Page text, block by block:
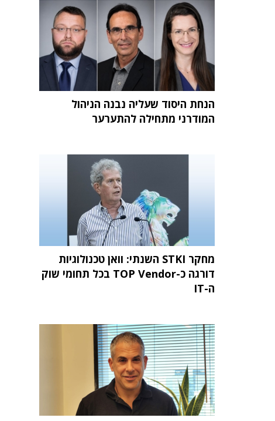
הנחת היסוד שעליה נבנה הניהול
המודרני מתחילה להתערער
מחקר STKI השנתי: וואן טכנולוגיות
דורגה כ-TOP Vendor בכל תחומי שוק
ה-IT